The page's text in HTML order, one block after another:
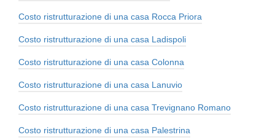
Costo ristrutturazione di una casa Rocca Priora
Costo ristrutturazione di una casa Ladispoli
Costo ristrutturazione di una casa Colonna
Costo ristrutturazione di una casa Lanuvio
Costo ristrutturazione di una casa Trevignano Romano
Costo ristrutturazione di una casa Palestrina